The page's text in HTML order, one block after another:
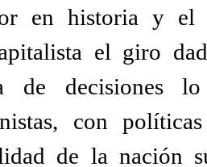
en historia y el
el giro
de decisiones
con
de la nación